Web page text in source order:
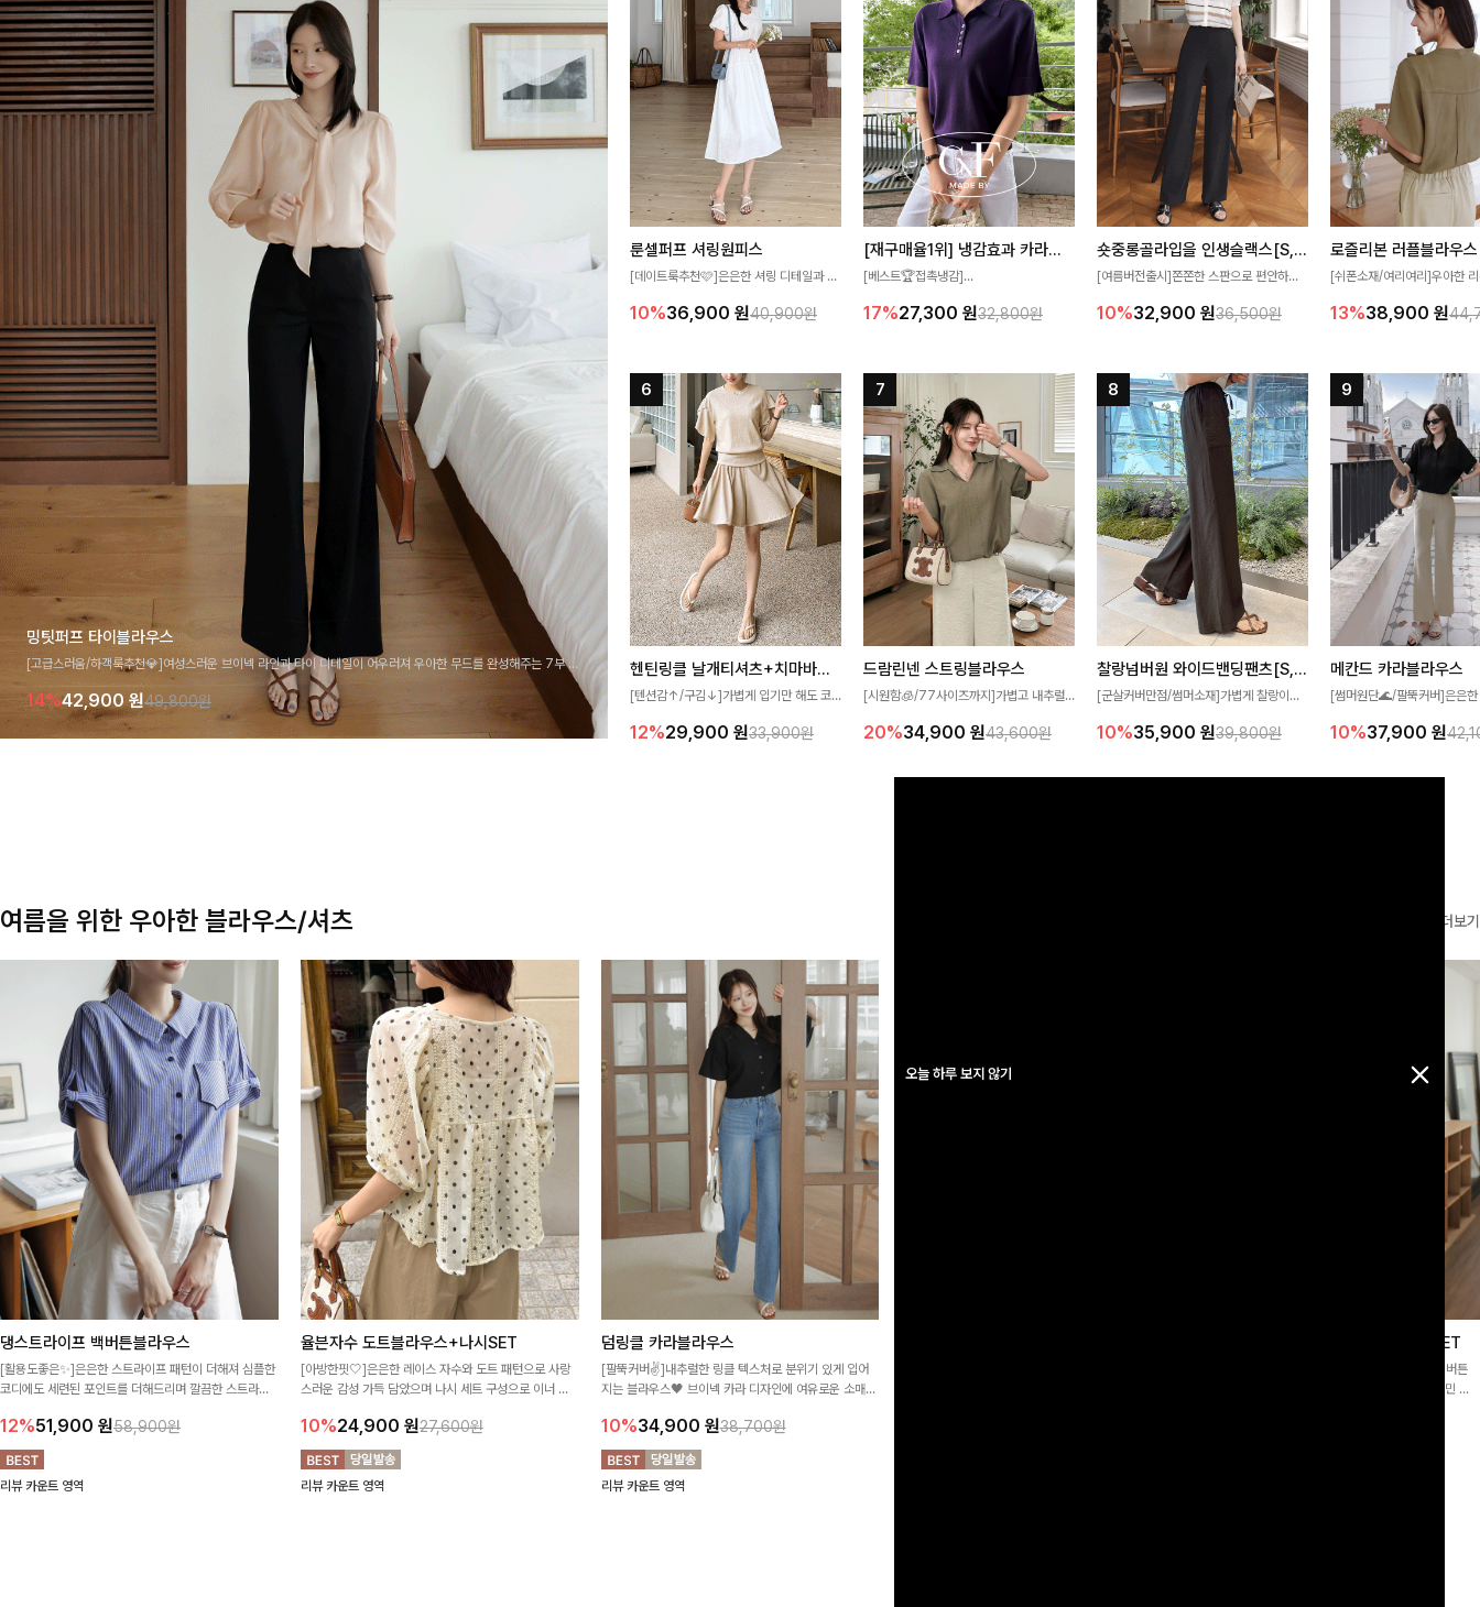
오늘 하루 보지 않기
밍팃퍼프 타이블라우스
[고급스러움/하객룩추천💎]여성스러운 브이넥 라인과 타이 디테일이 어우러져 우아한 무드를 완성해주는 7부 블
라우스 🤍 여유로운 7부 소매로 편안하게 착용되며 데일리룩부터 출근룩, 하객룩까지 세련된 스타일링을 연출하
기 좋은 아이템이에요
14%42,900 원49,800원
룬셀퍼프 셔링원피스
[데이트룩추천🩷]은은한 셔링 디테일과 퍼
성해주는 원피스🤍 허리 스모크 밴딩이 슬
즐기기 좋아요
10%36,900 원40,900원
[재구매율1위] 냉감효과 카라니트
[베스트🏆접촉냉감]
고 가벼운 소재감으로 여름에도 시원하게
17%27,300 원32,800원
숏중롱골라입을 인생슬랙스[S,M,L,XL사이즈]
[여름버전출시]쫀쫀한 스판으로 편안하게
숏·기본·롱 기장과 와이드·부츠컷 핏까지 취
10%32,900 원36,500원
로즐리본 러플블라우스
[쉬폰소재/여리여리]우아한
분위기를 더해주는 블라우스
좋아요
13%38,900 원
헨틴링클 날개티셔츠+치마바지SET
[텐션감↑/구김↓]가볍게 입기만 해도 코
게 퍼지는 프릴 날개 소매가 우아한 포인트
12%29,900 원33,900원
드람린넨 스트링블라우스
[시원함🧊/77사이즈까지]가볍고 내추럴
없는 슬릿 카라 디자인이 얼굴선을 더욱 시
20%34,900 원43,600원
찰랑넘버원 와이드밴딩팬츠[S,M,L사이즈]
[군살커버만점/썸머소재]가볍게 찰랑이는
편안하게 착용하실 수 있는 팬츠입니다 🖤
감 있는 착용감을 더해드려요!
10%35,900 원39,800원
메칸드 카라블라우스
[썸머원단🌊/팔뚝커버]은은
세련된 무드를 연출해주는 블
은 베이직한 디자인!
10%37,900 원
여름을 위한 우아한 블라우스/셔츠 더보기
댕스트라이프 백버튼블라우스
[활용도좋은✨]은은한 스트라이프 패턴이 더해져 심플한
코디에도 세련된 포인트를 더해드리며 깔끔한 스트라이
12%51,900 원58,900원
리뷰 카운트 영역
율븐자수 도트블라우스+나시SET
[아방한핏🤍]은은한 레이스 자수와 도트 패턴으로 사랑
스러운 감성 가득 담았으며 나시 세트 구성으로 이너 걱
10%24,900 원27,600원
리뷰 카운트 영역
덤링클 카라블라우스
[팔뚝커버✌]내추럴한 링클 텍스처로 분위기 있게 입어
지는 블라우스🖤 브이넥 카라 디자인에 여유로운 소매핏
10%34,900 원38,700원
리뷰 카운트 영역
제딧레이어드 블라우스+플레어팬츠SET
[완성도높은💗]레이어드한 듯 자연스러운 나시와 버튼
원피스가 함께 구성된 세트 아이템입니다. 코디 고민 없